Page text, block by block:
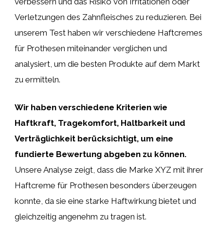
Verletzungen des Zahnfleisches zu reduzieren. Bei
unserem Test haben wir verschiedene Haftcremes
für Prothesen miteinander verglichen und
analysiert, um die besten Produkte auf dem Markt
zu ermitteln.
Wir haben verschiedene Kriterien wie
Haftkraft, Tragekomfort, Haltbarkeit und
Verträglichkeit berücksichtigt, um eine
fundierte Bewertung abgeben zu können.
Unsere Analyse zeigt, dass die Marke XYZ mit ihrer
Haftcreme für Prothesen besonders überzeugen
konnte, da sie eine starke Haftwirkung bietet und
gleichzeitig angenehm zu tragen ist.